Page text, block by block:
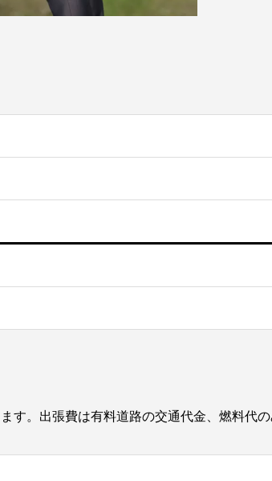
す。出張費は有料道路の交通代金、燃料代の